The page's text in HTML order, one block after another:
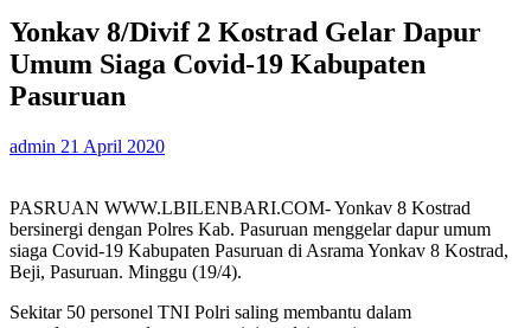
Yonkav 8/Divif 2 Kostrad Gelar Dapur
Umum Siaga Covid-19 Kabupaten
Pasuruan
admin 21 April 2020
PASRUAN WWW.LBILENBARI.COM- Yonkav 8 Kostrad
bersinergi dengan Polres Kab. Pasuruan menggelar dapur umum
siaga Covid-19 Kabupaten Pasuruan di Asrama Yonkav 8 Kostrad,
Beji, Pasuruan. Minggu (19/4).
Sekitar 50 personel TNI Polri saling membantu dalam